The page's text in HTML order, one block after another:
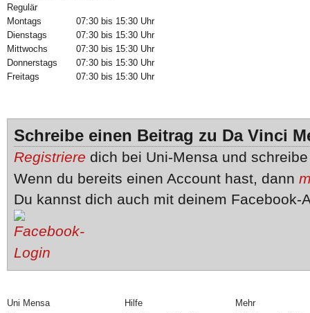
Regulär
Montags
07:30 bis 15:30 Uhr
Dienstags
07:30 bis 15:30 Uhr
Mittwochs
07:30 bis 15:30 Uhr
Donnerstags
07:30 bis 15:30 Uhr
Freitags
07:30 bis 15:30 Uhr
Schreibe einen Beitrag zu Da Vinci
Registriere dich bei Uni-Mensa und
Wenn du bereits einen Account hast, dann
Du kannst dich auch mit deinem Facebook-
Uni Mensa
Hilfe
Mehr